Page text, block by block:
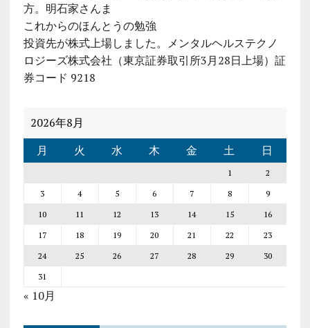
方。明石家さんま
これからのほんとうの勉強
投資先が株式上場しました。メンタルヘルステクノ
ロジーズ株式会社（東京証券取引所3月28日上場）証
券コード 9218
2026年8月
月
火 水 木 金 土 日
1
2
3
4 5 6 7 8
9
10
11 12 13 14 15
16
17
18 19 20 21 22
23
24
25 26 27 28 29
30
31
« 10月